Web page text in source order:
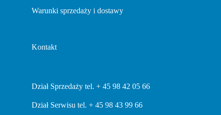
Warunki sprzedaży i dostawy
Kontakt
Dział Sprzedaży tel. + 45 98 42 05 66
Dział Serwisu tel. + 45 98 43 99 66